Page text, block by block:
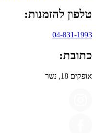
טלפון להזמנות:
04-831-1993
כתובת:
אופקים 18, נשר